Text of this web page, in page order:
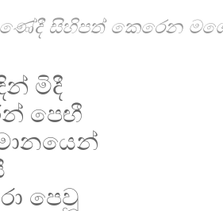
සිහිපත් කෙරෙන
මිදී
පෙඟී
පෙවූ